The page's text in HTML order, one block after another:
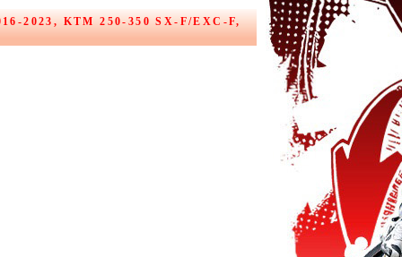
2023, KTM 250-350 SX-F/EXC-F,